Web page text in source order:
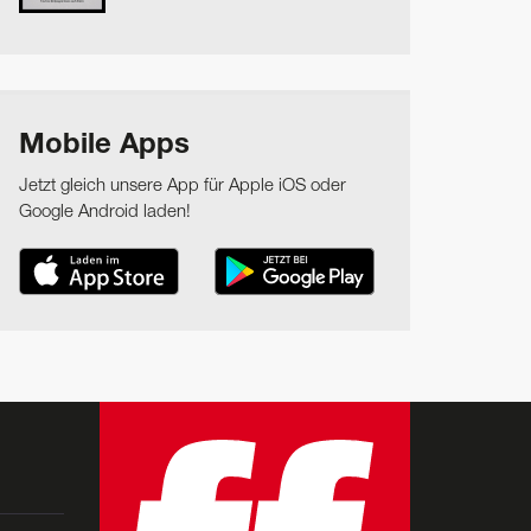
Mobile Apps
Jetzt gleich unsere App für Apple iOS oder
Google Android laden!